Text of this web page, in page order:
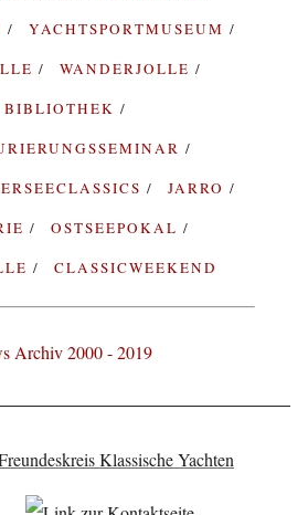
YACHTSPORTMUSEUM
WANDERJOLLE
BIBLIOTHEK
JARRO
OSTSEEPOKAL
CLASSICWEEKEND
Archiv 2000 - 2019